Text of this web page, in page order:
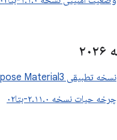
نسخه تطبیقی ​​Compose Material3، نسخه ۱.۳.۰-بتا۰۲
چرخه حیات نسخه ۲.۱۱.۰-بتا۰۲